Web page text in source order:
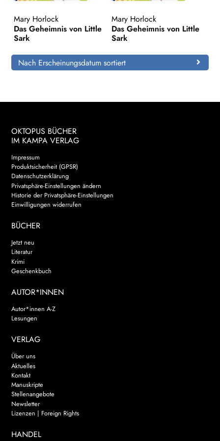
Mary Horlock
Das Geheimnis von Little
Sark
Mary Horlock
Das Geheimnis von Little
Sark
Nach Erscheinungsdatum sortiert
OKTOPUS BÜCHER
IM KAMPA VERLAG
Impressum
Produktsicherheit (GPSR)
Datenschutzerklärung
Privatsphäre-Einstellungen ändern
Historie der Privatsphäre-Einstellungen
Einwilligungen widerrufen
BÜCHER
Jetzt neu
Literatur
Krimi
Geschenkbuch
AUTOR*INNEN
Autor*innen A-Z
Lesungen
VERLAG
Über uns
Aktuelles
Kontakt
Manuskripte
Stellenangebote
Newsletter
Lizenzen | Foreign Rights
HANDEL